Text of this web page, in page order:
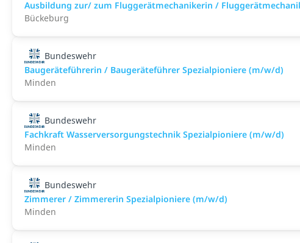
Ausbildung zur/ zum Fluggerätmechanikerin /
Bückeburg
Bundeswehr
Baugeräteführerin / Baugeräteführer Spezialpioniere (m/w/d)
Minden
Bundeswehr
Fachkraft Wasserversorgungstechnik Spezialpioniere (m/w/d)
Minden
Bundeswehr
Zimmerer / Zimmererin Spezialpioniere (m/w/d)
Minden